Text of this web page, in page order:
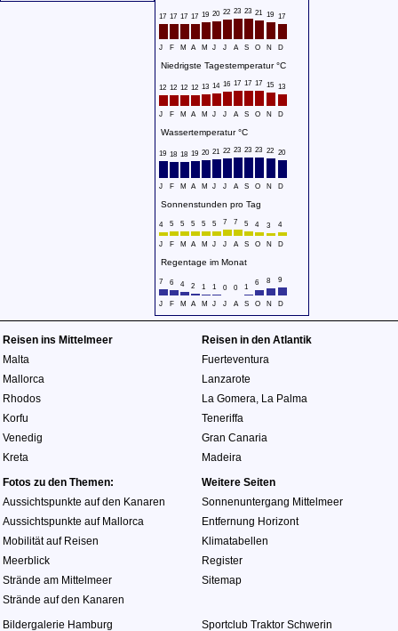
17 17 17 17 19 20 22 23 23 21 19 17
J F M A M J J A S O N D
Niedrigste Tagestemperatur °C
12 12 12 12 13 14 16 17 17 17 15 13
J F M A M J J A S O N D
Wassertemperatur °C
19 18 18 19 20 21 22 23 23 23 22 20
J F M A M J J A S O N D
Sonnenstunden pro Tag
4 5 5 5 5 5 7 7 5 4 3 4
J F M A M J J A S O N D
Regentage im Monat
7 6 4 2 1 1 0 0 1
6 8 9
J F M A M J J A S O N D
Reisen ins Mittelmeer
Malta
Mallorca
Rhodos
Korfu
Venedig
Kreta
Reisen in den Atlantik
Fuerteventura
Lanzarote
La Gomera, La Palma
Teneriffa
Gran Canaria
Madeira
Fotos zu den Themen:
Aussichtspunkte auf den Kanaren
Aussichtspunkte auf Mallorca
Mobilität auf Reisen
Meerblick
Strände am Mittelmeer
Strände auf den Kanaren
Weitere Seiten
Sonnenuntergang Mittelmeer
Entfernung Horizont
Klimatabellen
Register
Sitemap
Bildergalerie Hamburg Sportclub Traktor Schwerin